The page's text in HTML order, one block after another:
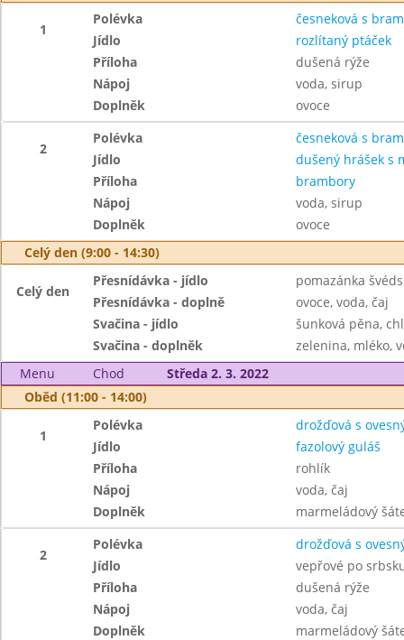
1
Polévka
česneková s
Jídlo
rozlítaný ptáček
Příloha
dušená rýže
Nápoj
voda, sirup
Doplněk
ovoce
2
Polévka
česneková s
Jídlo
dušený hrášek s
Příloha
brambory
Nápoj
voda, sirup
Doplněk
ovoce
Celý den (9:00 - 14:30)
Celý den
Přesnídávka - jídlo
pomazánka
Přesnídávka - doplně
ovoce, voda, čaj
Svačina - jídlo
šunková pěna,
Svačina - doplněk
zelenina, mléko,
Menu
Chod
Středa 2. 3. 2022
Oběd (11:00 - 14:00)
1
Polévka
drožďová s
Jídlo
fazolový guláš
Příloha
rohlík
Nápoj
voda, čaj
Doplněk
marmeládový
2
Polévka
drožďová s
Jídlo
vepřové po
Příloha
dušená rýže
Nápoj
voda, čaj
Doplněk
marmeládový